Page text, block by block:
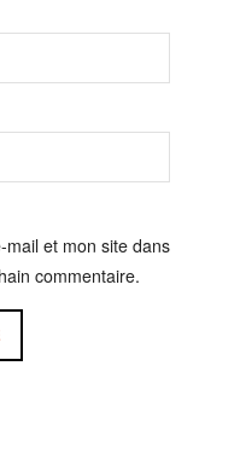
et mon site dans
commentaire.